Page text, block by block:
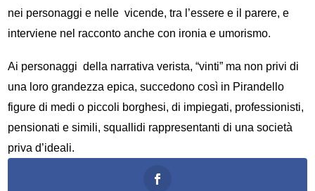
nei personaggi e nelle vicende, tra l’essere e il parere, e
interviene nel racconto anche con ironia e umorismo.
Ai personaggi della narrativa verista, “vinti” ma non privi di
una loro grandezza epica, succedono così in Pirandello
figure di medi o piccoli borghesi, di impiegati, professionisti,
pensionati e simili, squallidi rappresentanti di una società
priva d’ideali.